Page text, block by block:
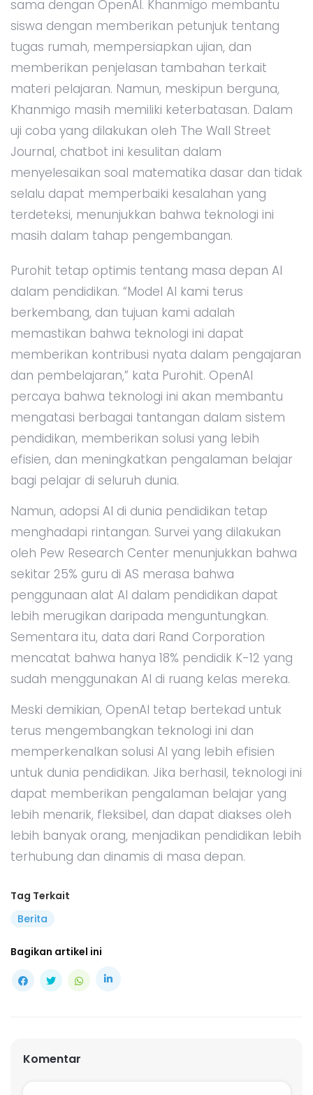
sama dengan OpenAI. Khanmigo membantu
siswa dengan memberikan petunjuk tentang
tugas rumah, mempersiapkan ujian, dan
memberikan penjelasan tambahan terkait
materi pelajaran. Namun, meskipun berguna,
Khanmigo masih memiliki keterbatasan. Dalam
uji coba yang dilakukan oleh The Wall Street
Journal, chatbot ini kesulitan dalam
menyelesaikan soal matematika dasar dan tidak
selalu dapat memperbaiki kesalahan yang
terdeteksi, menunjukkan bahwa teknologi ini
masih dalam tahap pengembangan.
Purohit tetap optimis tentang masa depan AI
dalam pendidikan. “Model AI kami terus
berkembang, dan tujuan kami adalah
memastikan bahwa teknologi ini dapat
memberikan kontribusi nyata dalam pengajaran
dan pembelajaran,” kata Purohit. OpenAI
percaya bahwa teknologi ini akan membantu
mengatasi berbagai tantangan dalam sistem
pendidikan, memberikan solusi yang lebih
efisien, dan meningkatkan pengalaman belajar
bagi pelajar di seluruh dunia.
Namun, adopsi AI di dunia pendidikan tetap
menghadapi rintangan. Survei yang dilakukan
oleh Pew Research Center menunjukkan bahwa
sekitar 25% guru di AS merasa bahwa
penggunaan alat AI dalam pendidikan dapat
lebih merugikan daripada menguntungkan.
Sementara itu, data dari Rand Corporation
mencatat bahwa hanya 18% pendidik K-12 yang
sudah menggunakan AI di ruang kelas mereka.
Meski demikian, OpenAI tetap bertekad untuk
terus mengembangkan teknologi ini dan
memperkenalkan solusi AI yang lebih efisien
untuk dunia pendidikan. Jika berhasil, teknologi ini
dapat memberikan pengalaman belajar yang
lebih menarik, fleksibel, dan dapat diakses oleh
lebih banyak orang, menjadikan pendidikan lebih
terhubung dan dinamis di masa depan.
Tag Terkait
Berita
Bagikan artikel ini
Komentar